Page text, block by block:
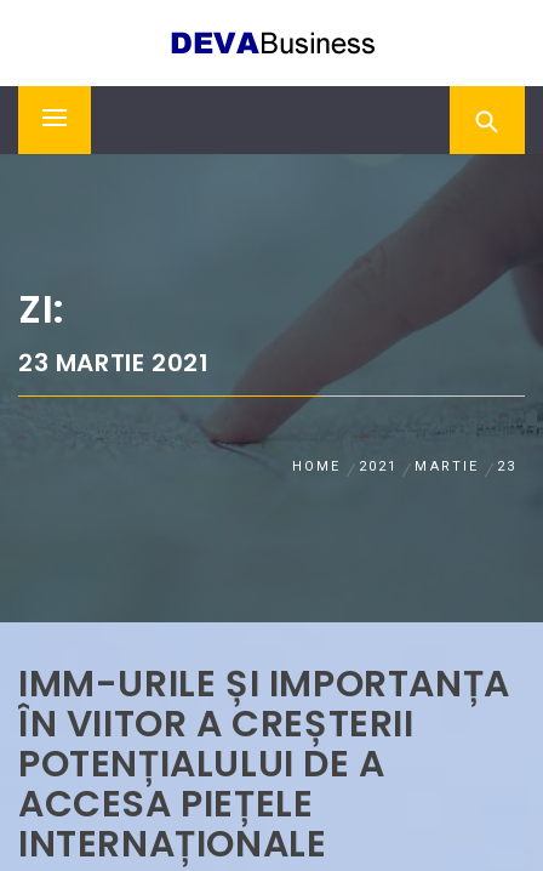
DEVA BUSINESS
Primary
ZI:
23 MARTIE 2021
HOME 2021 MARTIE 23
IMM-URILE ȘI IMPORTANȚA
ÎN VIITOR A CREȘTERII
POTENȚIALULUI DE A
ACCESA PIEȚELE
INTERNAȚIONALE